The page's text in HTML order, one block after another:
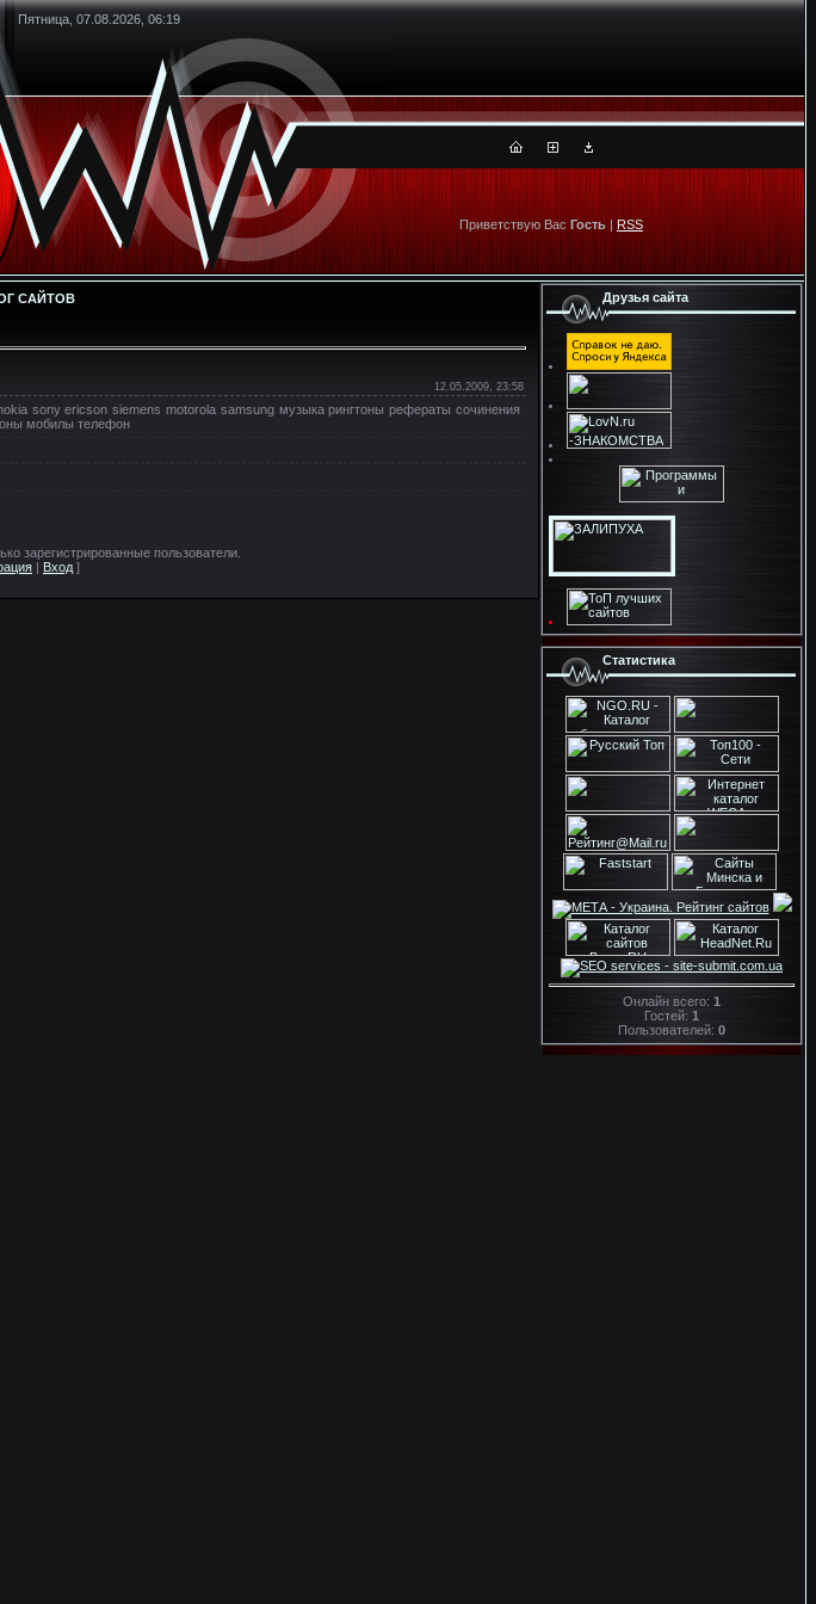
Пятница, 07.08.2026, 06:19
Приветствую Вас Гость | RSS
САЙТОВ
12.05.2009, 23:58
sony ericson siemens motorola samsung музыка рингтоны рефераты сочинения
мобилы телефон
зарегистрированные пользователи.
| Вход ]
Друзья сайта
Статистика
Онлайн всего: 1
Гостей: 1
Пользователей: 0